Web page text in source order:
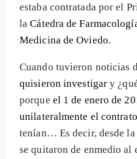
estaba contratada por el
laCátedra de
Medicina de Oviedo.
Cuando tuvieron noticias
quisieron investigar y
porque el 1 de enero de
unilateralmente el
tenían… Es decir, desde
se quitaron de enmedio al